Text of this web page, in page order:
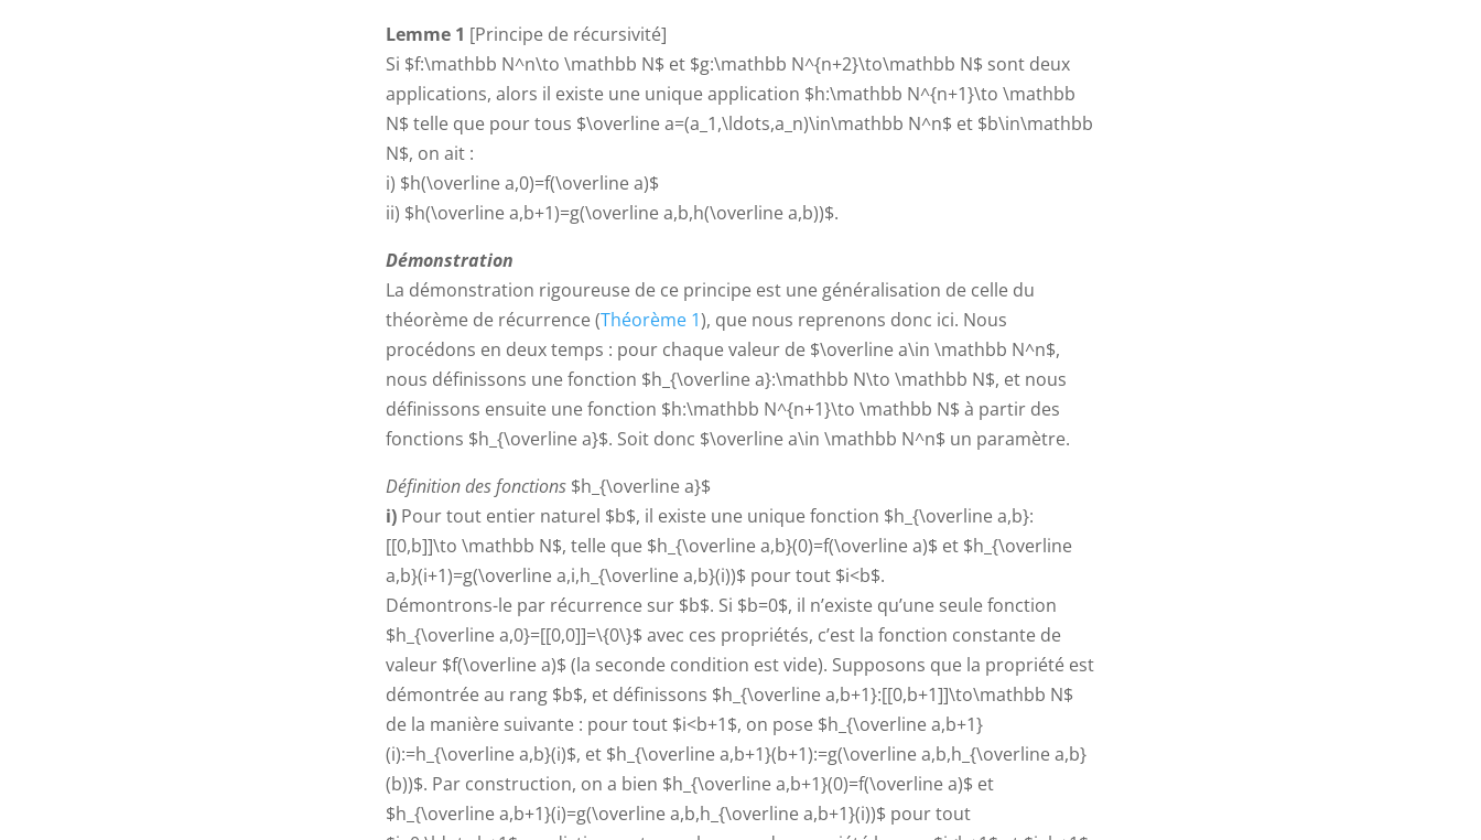
Lemme 1 [Principe de récursivité]
Si $f:\mathbb N^n\to \mathbb N$ et $g:\mathbb N^{n+2}\to\mathbb N$ sont deux
applications, alors il existe une unique application $h:\mathbb N^{n+1}\to \mathbb
N$ telle que pour tous $\overline a=(a_1,\ldots,a_n)\in\mathbb N^n$ et $b\in\mathbb
N$, on ait :
i) $h(\overline a,0)=f(\overline a)$
ii) $h(\overline a,b+1)=g(\overline a,b,h(\overline a,b))$.
Démonstration
La démonstration rigoureuse de ce principe est une généralisation de celle du
théorème de récurrence (Théorème 1), que nous reprenons donc ici. Nous
procédons en deux temps : pour chaque valeur de $\overline a\in \mathbb N^n$,
nous définissons une fonction $h_{\overline a}:\mathbb N\to \mathbb N$, et nous
définissons ensuite une fonction $h:\mathbb N^{n+1}\to \mathbb N$ à partir des
fonctions $h_{\overline a}$. Soit donc $\overline a\in \mathbb N^n$ un paramètre.
Définition des fonctions $h_{\overline a}$
i) Pour tout entier naturel $b$, il existe une unique fonction $h_{\overline a,b}:
[[0,b]]\to \mathbb N$, telle que $h_{\overline a,b}(0)=f(\overline a)$ et $h_{\overline
a,b}(i+1)=g(\overline a,i,h_{\overline a,b}(i))$ pour tout $i<b$.
Démontrons-le par récurrence sur $b$. Si $b=0$, il n’existe qu’une seule fonction
$h_{\overline a,0}=[[0,0]]=\{0\}$ avec ces propriétés, c’est la fonction constante de
valeur $f(\overline a)$ (la seconde condition est vide). Supposons que la propriété est
démontrée au rang $b$, et définissons $h_{\overline a,b+1}:[[0,b+1]]\to\mathbb N$
de la manière suivante : pour tout $i<b+1$, on pose $h_{\overline a,b+1}
(i):=h_{\overline a,b}(i)$, et $h_{\overline a,b+1}(b+1):=g(\overline a,b,h_{\overline a,b}
(b))$. Par construction, on a bien $h_{\overline a,b+1}(0)=f(\overline a)$ et
$h_{\overline a,b+1}(i)=g(\overline a,b,h_{\overline a,b+1}(i))$ pour tout